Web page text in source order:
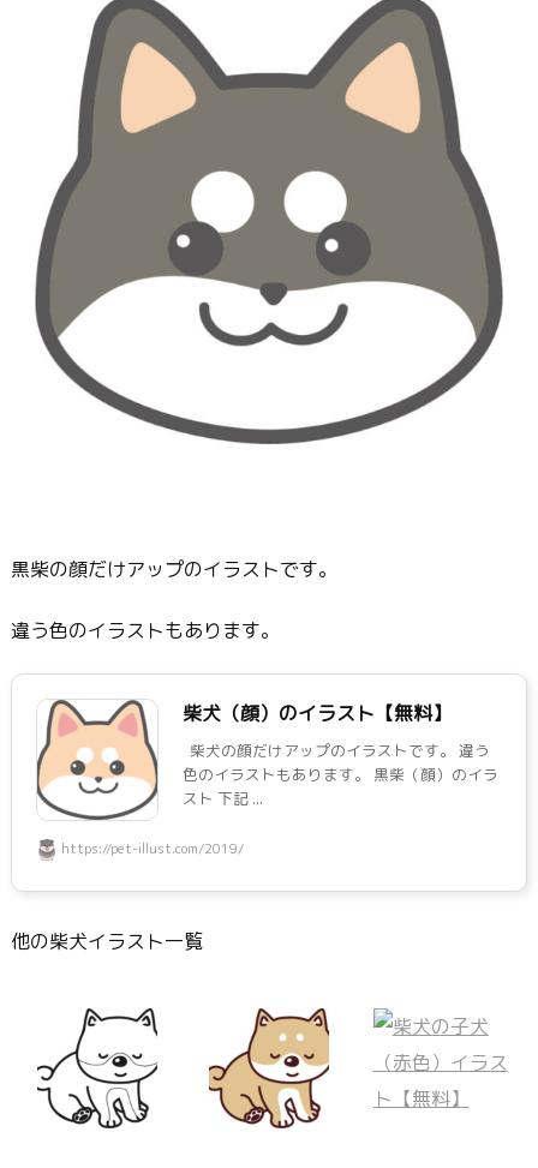
黒柴の顔だけアップのイラストです。
違う色のイラストもあります。
柴犬（顔）のイラスト【無料】
柴犬の顔だけアップのイラストです。 違う
色のイラストもあります。 黒柴（顔）のイラ
スト 下記 ...
https://pet-illust.com/2019/
他の柴犬イラスト一覧